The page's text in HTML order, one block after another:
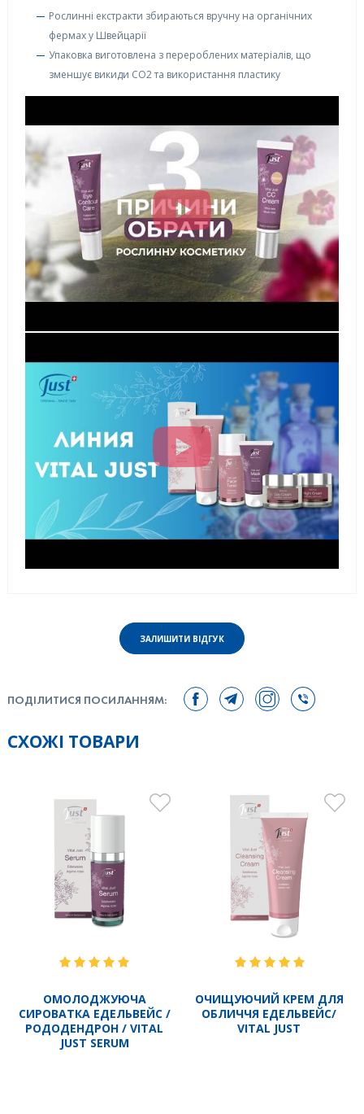
Рослинні екстракти збираються вручну на органічних
фермах у Швейцарії
Упаковка виготовлена з перероблених матеріалів, що
зменшує викиди CO2 та використання пластику
ЗАЛИШИТИ ВІДГУК
ПОДІЛИТИСЯ ПОСИЛАННЯМ:
СХОЖІ ТОВАРИ
ОМОЛОДЖУЮЧА
СИРОВАТКА ЕДЕЛЬВЕЙС /
РОДОДЕНДРОН / VITAL
JUST SERUM
ОЧИЩУЮЧИЙ КРЕМ ДЛЯ
ОБЛИЧЧЯ ЕДЕЛЬВЕЙС/
VITAL JUST